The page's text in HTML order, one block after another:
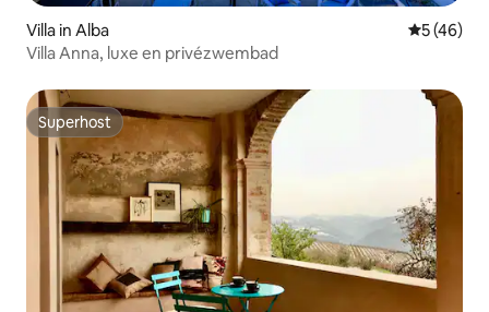
Villa in Alba
5 (46)
Villa Anna, luxe en privézwembad
Superhost
Superhost